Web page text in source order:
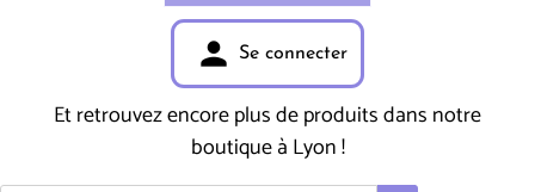
person Se connecter
Et retrouvez encore plus de produits dans notre
boutique à Lyon !